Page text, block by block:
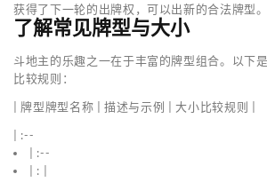
获得了下一轮的出牌权，可以出新的合法牌型。
了解常见牌型与大小
斗地主的乐趣之一在于丰富的牌型组合。以下
比较规则：
| 牌型牌型名称 | 描述与示例 | 大小比较规则 |
| :--
| :--
| : |